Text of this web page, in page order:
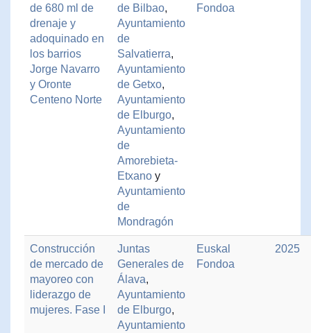
de 680 ml de
drenaje y
adoquinado en
los barrios
Jorge Navarro
y Oronte
Centeno Norte
de Bilbao,
Ayuntamiento
de
Salvatierra,
Ayuntamiento
de Getxo,
Ayuntamiento
de Elburgo,
Ayuntamiento
de
Amorebieta-
Etxano y
Ayuntamiento
de
Mondragón
Fondoa
Construcción
de mercado de
mayoreo con
liderazgo de
mujeres. Fase I
Juntas
Generales de
Álava,
Ayuntamiento
de Elburgo,
Ayuntamiento
Euskal
Fondoa
2025